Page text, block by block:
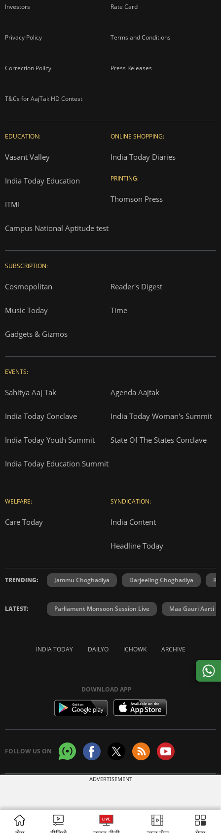
Investors Rate Card
Privacy Policy Terms and Conditions
Correction Policy Press Releases
T&Cs for AajTak HD Contest
EDUCATION:
Vasant Valley
India Today Education
ITMI
Campus National Aptitude test
ONLINE SHOPPING:
India Today Diaries
PRINTING:
Thomson Press
SUBSCRIPTION:
Cosmopolitan Reader's Digest
Music Today Time
Gadgets & Gizmos
EVENTS:
Sahitya Aaj Tak Agenda Aajtak
India Today Conclave India Today Woman's Summit
India Today Youth Summit State Of The States Conclave
India Today Education Summit
WELFARE:
Care Today
SYNDICATION:
India Content
Headline Today
TRENDING: Jammu Choghadiya Darjeeling Choghadiya
LATEST: Parliament Monsoon Session Live Maa Gauri Aarti
INDIA TODAY DAILYO ICHOWK ARCHIVE
DOWNLOAD APP
FOLLOW US ON
ADVERTISEMENT